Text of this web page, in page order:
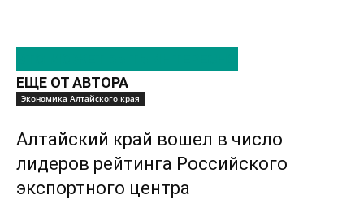
ЕЩЕ ОТ АВТОРА
Экономика Алтайского края
Алтайский край вошел в число
лидеров рейтинга Российского
экспортного центра